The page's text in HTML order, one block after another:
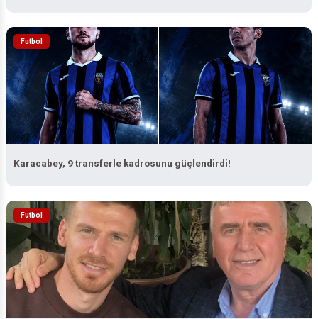
Futbol
Karacabey, 9 transferle kadrosunu güçlendirdi!
Futbol